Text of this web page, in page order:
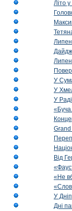
Літо
У
У
У
Grand
Від
«Не
У
Дні